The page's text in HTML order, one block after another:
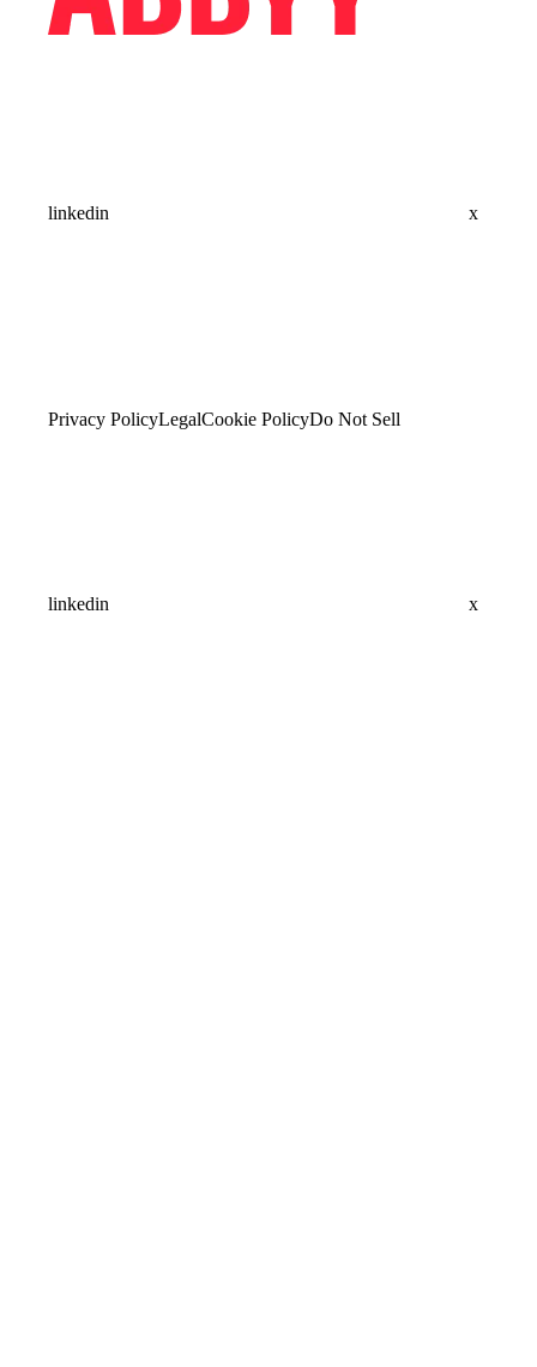
linkedin x
Privacy PolicyLegalCookie PolicyDo Not Sell
linkedin x